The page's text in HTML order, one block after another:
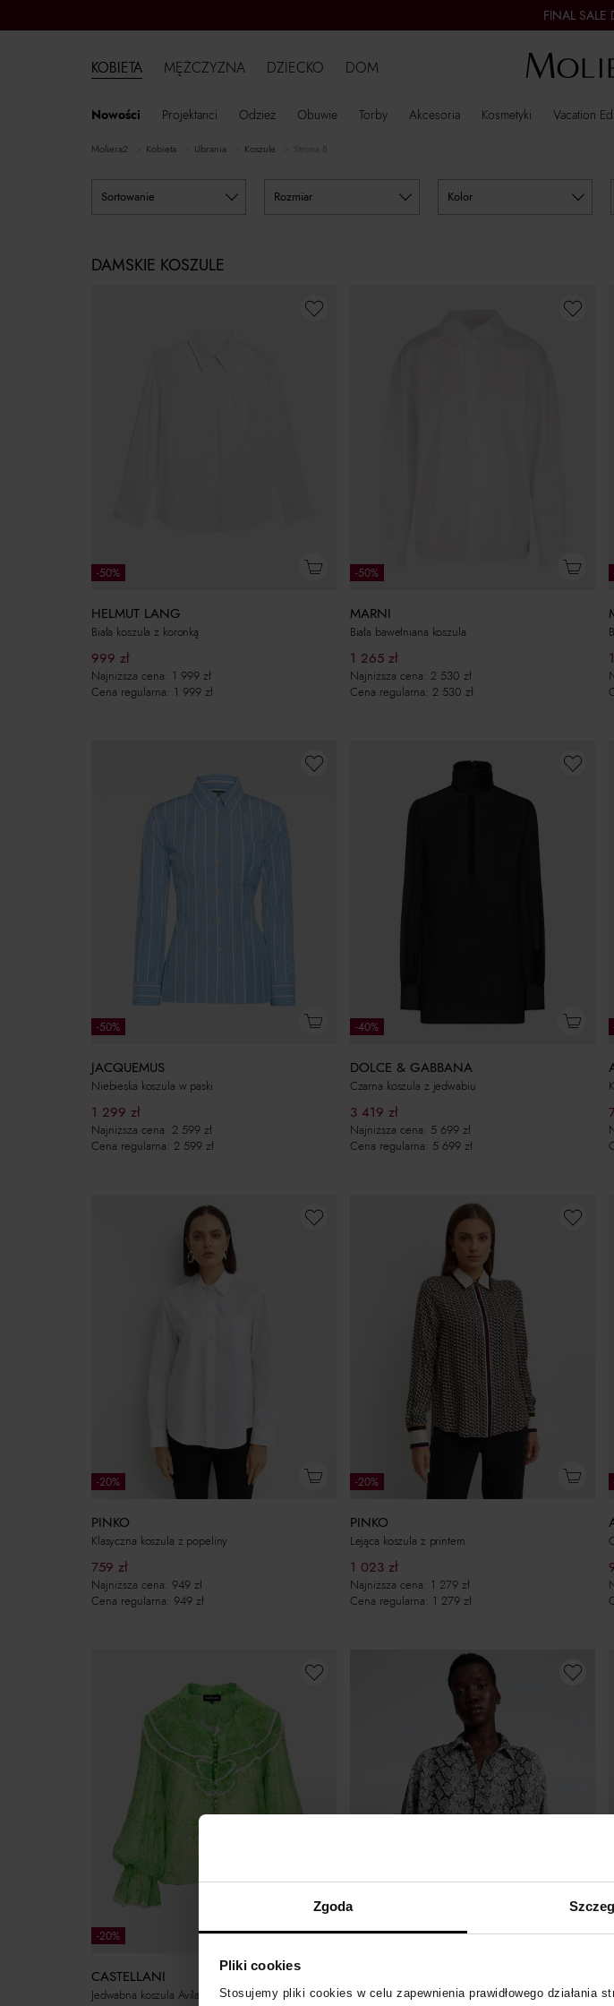
Zgoda
Pliki cookies
Stosujemy pliki cookies w celu zapewnienia prawidłowego działania
FINAL SALE
KOBIETA
Nowości Projektanci Odzież Obuwie Torby Akcesoria Kosmetyki Vacation
MĘŻCZYZNA DZIECKO DOM
moliera2 kobieta ubrania koszule Strona 8
sortowanie rozmiar kolor
DAMSKIE KOSZULE
-50%
HELMUT LANG
Biała koszula z koronką
999 zł
Najniższa cena: 1 999 zł
Cena regularna: 1 999 zł
-50%
MARNI
Biała bawełniana koszula
1 265 zł
Najniższa cena: 2 530 zł
Cena regularna: 2 530 zł
-50%
JACQUEMUS
Niebieska koszula w paski
1 299 zł
Najniższa cena: 2 599 zł
Cena regularna: 2 599 zł
-40%
DOLCE & GABBANA
Czarna koszula z jedwabiu
3 419 zł
Najniższa cena: 5 699 zł
Cena regularna: 5 699 zł
-20%
PINKO
Klasyczna koszula z popeliny
759 zł
Najniższa cena: 949 zł
Cena regularna: 949 zł
-20%
PINKO
Lejąca koszula z printem
1 023 zł
Najniższa cena: 1 279 zł
Cena regularna: 1 279 zł
-20%
CASTELLANI
Jedwabna koszula Avila
-50%
Koszula na krótki rękaw w wężowy print